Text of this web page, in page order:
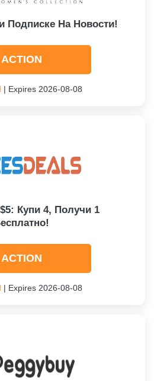
Подписке На Новости!
ACTION
| Expires 2026-08-08
Купи 4, Получи 1
ACTION
| Expires 2026-08-08